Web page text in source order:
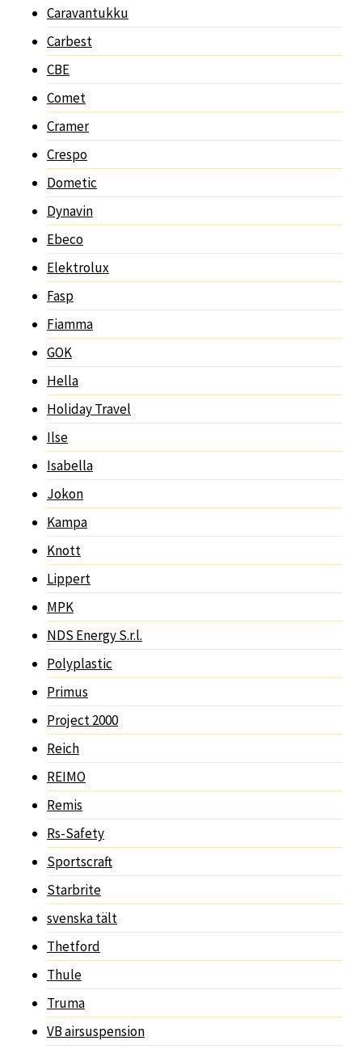
Caravantukku
Carbest
CBE
Comet
Cramer
Crespo
Dometic
Dynavin
Ebeco
Elektrolux
Fasp
Fiamma
GOK
Hella
Holiday Travel
Ilse
Isabella
Jokon
Kampa
Knott
Lippert
MPK
NDS Energy S.r.l.
Polyplastic
Primus
Project 2000
Reich
REIMO
Remis
Rs-Safety
Sportscraft
Starbrite
svenska tält
Thetford
Thule
Truma
VB airsuspension